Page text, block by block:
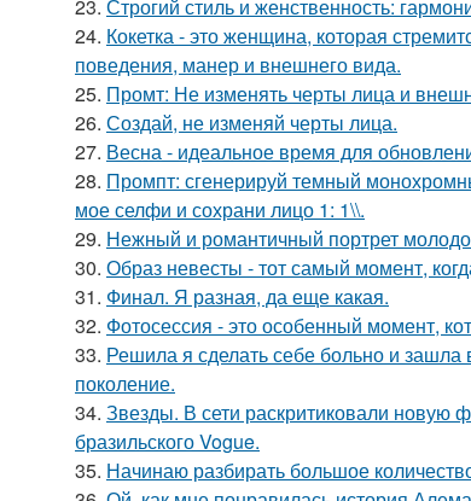
23. Строгий стиль и женственность:
24. Кокетка - это женщина, которая
поведения, манер и внешнего вида.
25. Промт: Не изменять черты лица и
26. Создай, не изменяй черты лица.
27. Весна - идеальное время для
28. Промпт: сгенерируй темный
мое селфи и сохрани лицо 1: 1\\.
29. Нежный и романтичный портрет
30. Образ невесты - тот самый момент,
31. Финал. Я разная, да еще какая.
32. Фотосессия - это особенный момент,
33. Решила я сделать себе больно и зашла
поколение.
34. Звезды. В сети раскритиковали
бразильского Vogue.
35. Начинаю разбирать большое